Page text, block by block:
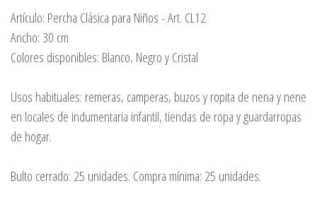
Artículo: Percha Clásica para Niños - Art. CL12
Ancho: 30 cm
Colores disponibles: Blanco, Negro y Cristal
Usos habituales: remeras, camperas, buzos y ropita de nena y nene
en locales de indumentaria infantil, tiendas de ropa y guardarropas
de hogar.
Bulto cerrado: 25 unidades. Compra mínima: 25 unidades.